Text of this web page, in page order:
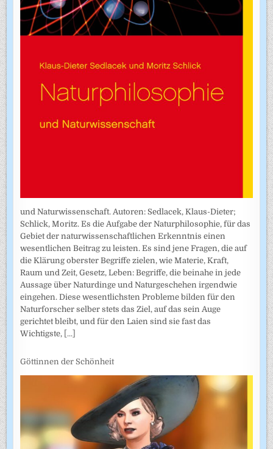
und Naturwissenschaft. Autoren: Sedlacek, Klaus-Dieter;
Schlick, Moritz. Es die Aufgabe der Naturphilosophie, für das
Gebiet der naturwissenschaftlichen Erkenntnis einen
wesentlichen Beitrag zu leisten. Es sind jene Fragen, die auf
die Klärung oberster Begriffe zielen, wie Materie, Kraft,
Raum und Zeit, Gesetz, Leben: Begriffe, die beinahe in jede
Aussage über Naturdinge und Naturgeschehen irgendwie
eingehen. Diese wesentlichsten Probleme bilden für den
Naturforscher selber stets das Ziel, auf das sein Auge
gerichtet bleibt, und für den Laien sind sie fast das
Wichtigste, [...]
Göttinnen der Schönheit